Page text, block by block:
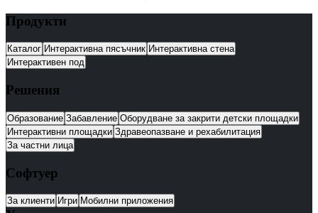
Продукти
Каталог Интерактивна пясъчник Интерактивна стена
Интерактивен под
Решения
Образование Забавление Оборудване за закрити детски площадки
Интерактивни площадки Здравеопазване и рехабилитация
За частни лица
Софтуер
За клиенти Игри Мобилни приложения